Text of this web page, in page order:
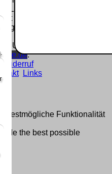
Links.
eine
(OS) bereit.
Unsere E-
de.de.
Widerruf
Links
bestmögliche Funktionalität
the best possible